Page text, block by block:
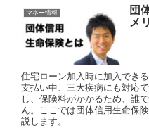
マネー情報
団
メ
住宅ローン加入時に加入でき
支払い中、三大疾病にも対応
し、保険料がかかるため、誰
ん。ここでは団体信用生命保
説します。